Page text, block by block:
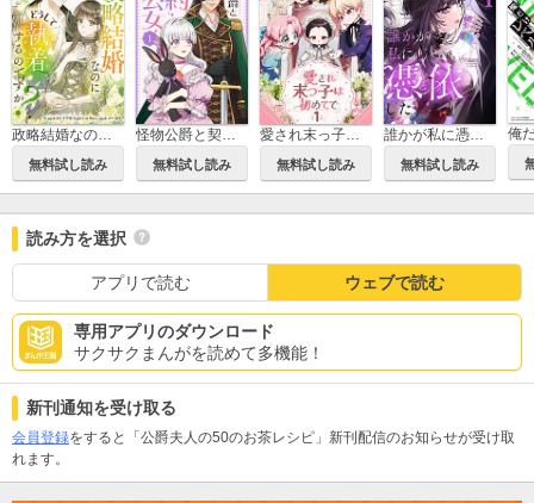
無料試し読み
怪物公爵と契約公女
無料試し読み 無料試し読み 無料試し読み
読み方を選択
アプリで読む ウェブで読む
専用アプリのダウンロード
サクサクまんがを読めて多機能！
新刊通知を受け取る
会員登録をすると「公爵夫人の50のお茶レシピ」新刊配信のお知らせが受け取
れます。